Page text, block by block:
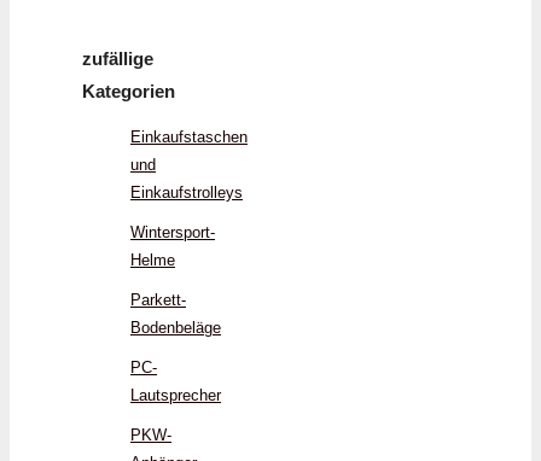
zufällige
Kategorien
Einkaufstaschen
und
Einkaufstrolleys
Wintersport-
Helme
Parkett-
Bodenbeläge
PC-
Lautsprecher
PKW-